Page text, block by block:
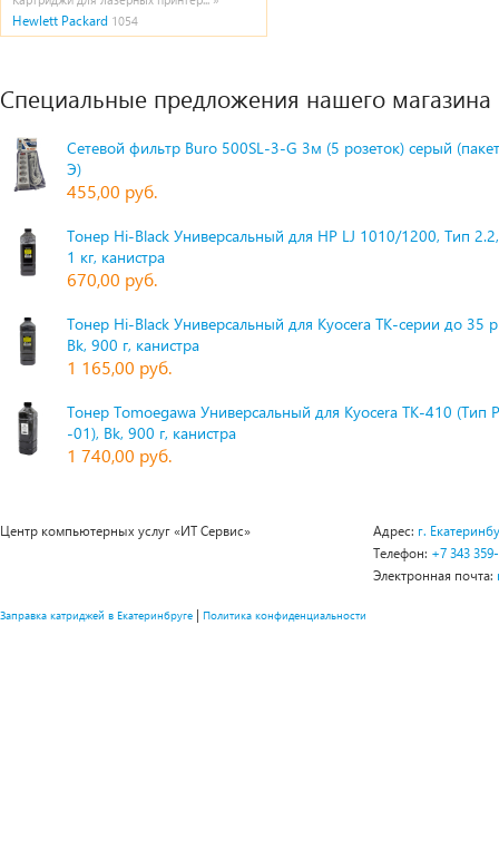
Hewlett Packard 1054
Специальные предложения нашего магазина
Сетевой фильтр Buro 500SL-3-G 3м (5 розеток) серый
Э)
455,00 руб.
Тонер Hi-Black Универсальный для HP LJ 1010/1200, Тип
1 кг, канистра
670,00 руб.
Тонер Hi-Black Универсальный для Kyocera TK-серии до 35
Bk, 900 г, канистра
1 165,00 руб.
Тонер Tomoegawa Универсальный для Kyocera TK-410 (Тип
-01), Bk, 900 г, канистра
1 740,00 руб.
Центр компьютерных услуг «ИТ Сервис» Адрес: г.
Телефон: +7 343
Электронная почта:
Заправка катриджей в Екатеринбруге | Политика конфиденциальности